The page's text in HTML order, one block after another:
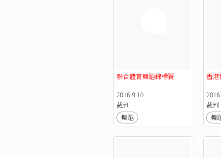
聯合體育舞蹈錦標賽
2016.9.10
裁判
舞蹈
香港
裁判
舞